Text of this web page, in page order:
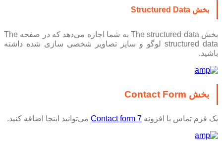
بخش Structured Data
بخش The structured data به شما اجازه می‌دهد که در صفحه The
structured data لوگو و سایز تصاویر شخصی سازی شده داشته
باشید.
بخش Contact Form
یک فرم تماس با افزونهContact form 7می‌توانید اینجا اضافه کنید.